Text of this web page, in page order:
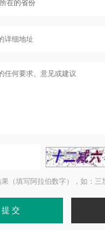
（填写阿拉伯数字），如：三